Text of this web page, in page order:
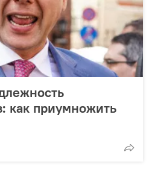
как приумножить